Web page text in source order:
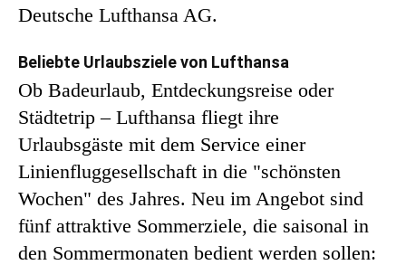
Deutsche Lufthansa AG.
Beliebte Urlaubsziele von Lufthansa
Ob Badeurlaub, Entdeckungsreise oder
Städtetrip – Lufthansa fliegt ihre
Urlaubsgäste mit dem Service einer
Linienfluggesellschaft in die "schönsten
Wochen" des Jahres. Neu im Angebot sind
fünf attraktive Sommerziele, die saisonal in
den Sommermonaten bedient werden sollen: